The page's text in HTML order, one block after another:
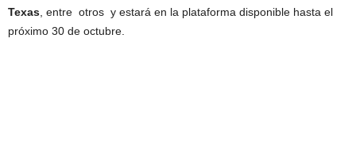
Texas , entre otros y estará en la plataforma disponible hasta el
próximo 30 de octubre.